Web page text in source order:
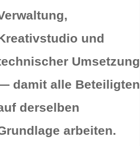
und
Umsetzung
damit alle Beteiligten
derselben
arbeiten.